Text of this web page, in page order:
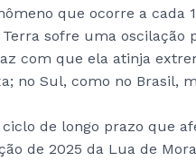
que ocorre a cada
sofre uma oscilação
com que ela atinja
no Sul, como no Brasil,
de longo prazo que
de 2025 da Lua de